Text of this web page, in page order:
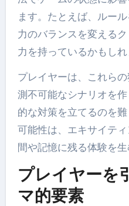
ます。たとえば、ルー
力のバランスを変える
力を持っているかもしれ
プレイヤーは、これら
測不可能なシナリオを
的な対策を立てるのを
可能性は、エキサイテ
間や記憶に残る体験を生
プレイヤーを
マ的要素